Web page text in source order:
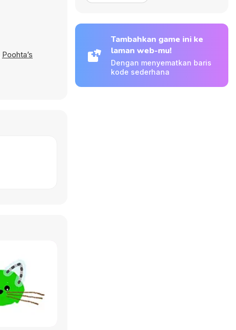
Poohta’s
Tambahkan game ini ke
laman web-mu!
Dengan menyematkan baris
kode sederhana